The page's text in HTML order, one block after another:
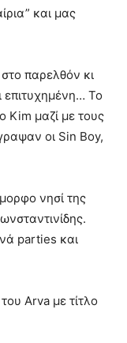
και μας
παρελθόν κι
επιτυχημένη… Το
Kim μαζί με τους
οι Sin Boy,
νησί της
parties και
Arva με τίτλο